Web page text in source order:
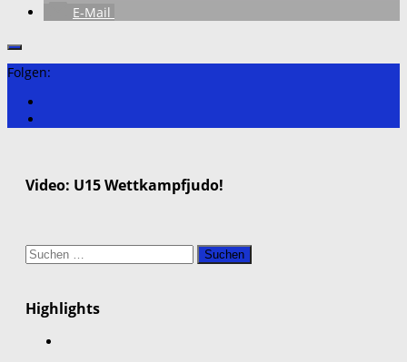
E-Mail
Folgen:
Video: U15 Wettkampfjudo!
Suchen
Highlights